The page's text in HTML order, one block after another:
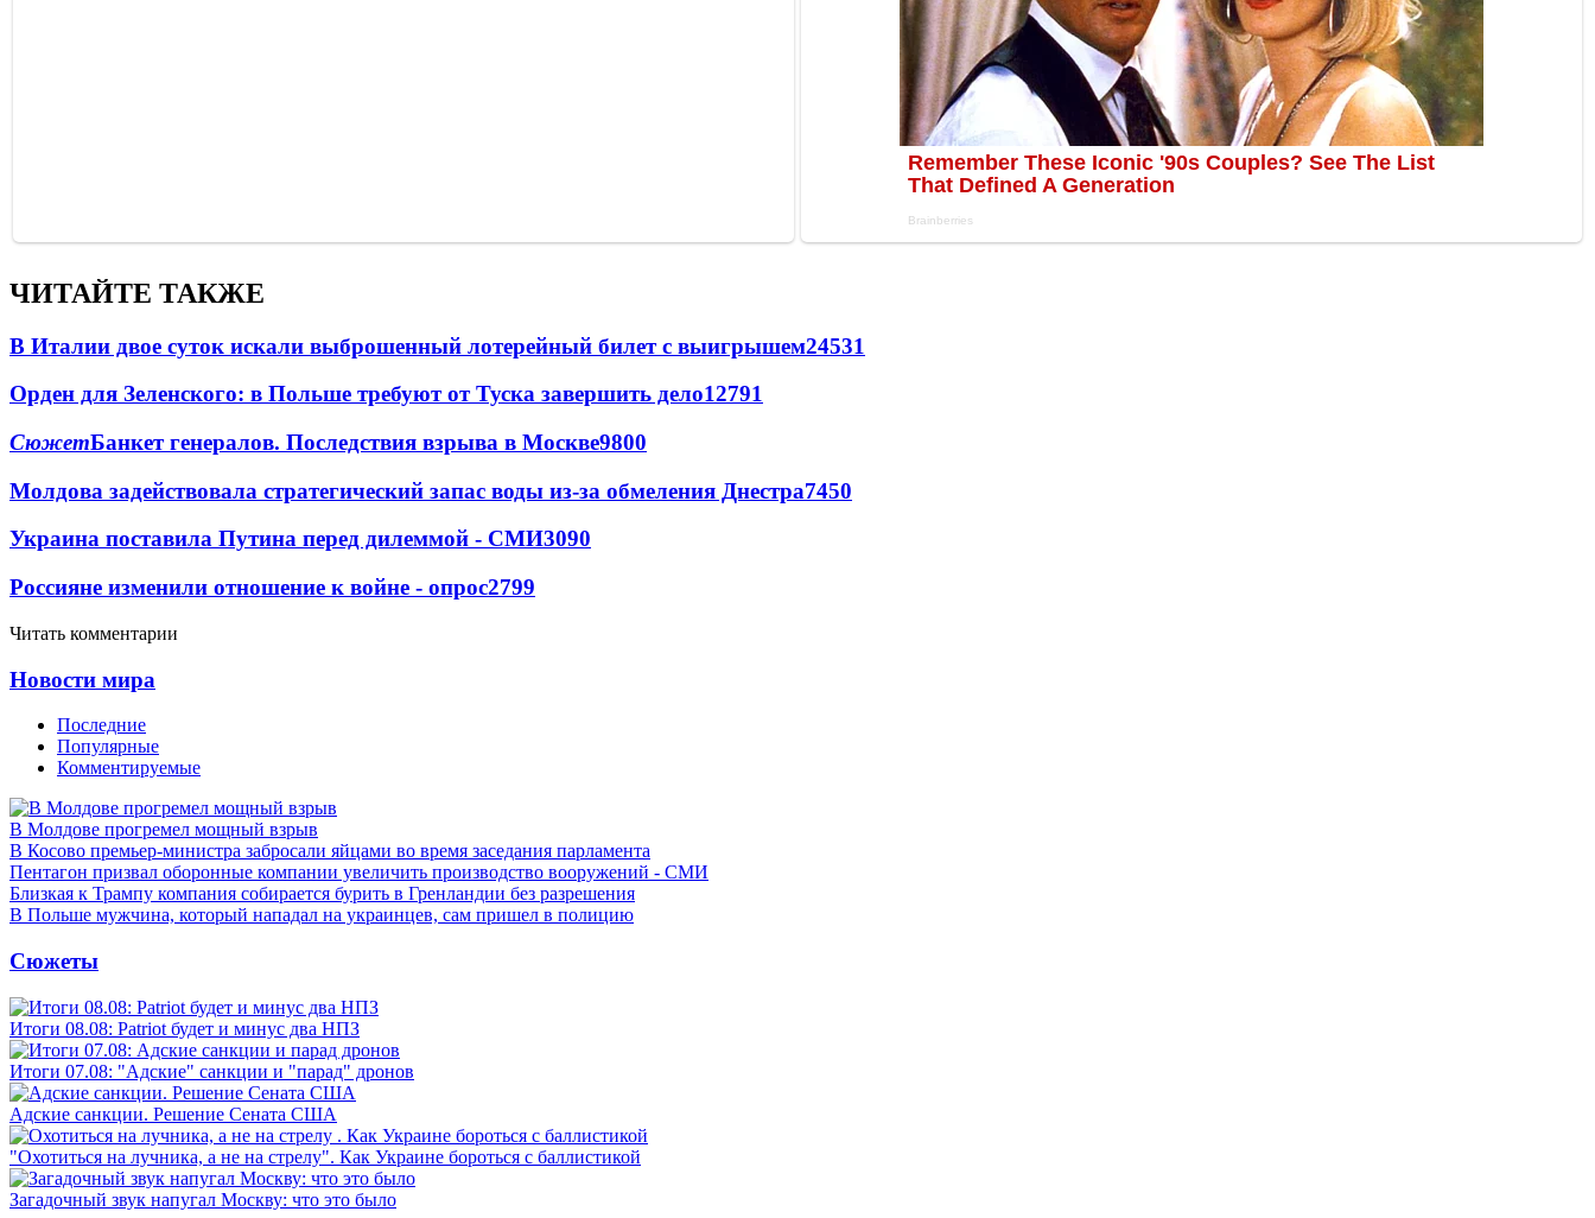
ЧИТАЙТЕ ТАКЖЕ
В Италии двое суток искали выброшенный лотерейный билет с выигрышем24531
Орден для Зеленского: в Польше требуют от Туска завершить дело12791
СюжетБанкет генералов. Последствия взрыва в Москве9800
Молдова задействовала стратегический запас воды из-за обмеления Днестра7450
Украина поставила Путина перед дилеммой - СМИ3090
Россияне изменили отношение к войне - опрос2799
Читать комментарии
Новости мира
Последние
Популярные
Комментируемые
В Молдове прогремел мощный взрыв
В Косово премьер-министра забросали яйцами во время заседания парламента
Пентагон призвал оборонные компании увеличить производство вооружений - СМИ
Близкая к Трампу компания собирается бурить в Гренландии без разрешения
В Польше мужчина, который нападал на украинцев, сам пришел в полицию
Сюжеты
Итоги 08.08: Patriot будет и минус два НПЗ
Итоги 07.08: "Адские" санкции и "парад" дронов
Адские санкции. Решение Сената США
"Охотиться на лучника, а не на стрелу". Как Украине бороться с баллистикой
Загадочный звук напугал Москву: что это было